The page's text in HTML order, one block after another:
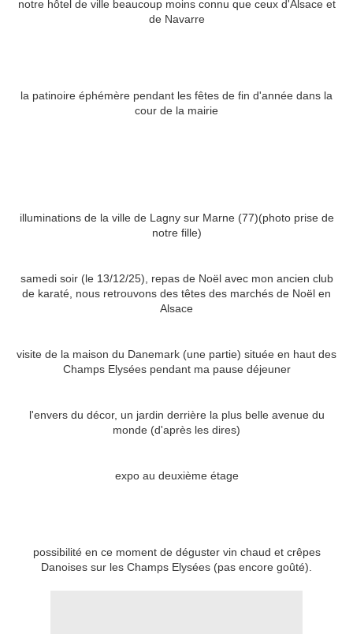
notre hôtel de ville beaucoup moins connu que ceux d'Alsace et
de Navarre
la patinoire éphémère pendant les fêtes de fin d'année dans la
cour de la mairie
illuminations de la ville de Lagny sur Marne (77)(photo prise de
notre fille)
samedi soir (le 13/12/25), repas de Noël avec mon ancien club
de karaté, nous retrouvons des têtes des marchés de Noël en
Alsace
visite de la maison du Danemark (une partie) située en haut des
Champs Elysées pendant ma pause déjeuner
l'envers du décor, un jardin derrière la plus belle avenue du
monde (d'après les dires)
expo au deuxième étage
possibilité en ce moment de déguster vin chaud et crêpes
Danoises sur les Champs Elysées (pas encore goûté).